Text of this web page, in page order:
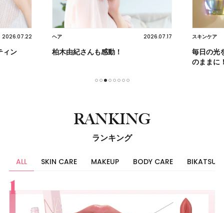
2026.07.22
ィン
ヘア 2026.07.17
柏木由紀さんも感動！
スキンケア
毎日の光
のままに
RANKING
ランキング
ALL SKIN CARE MAKEUP BODY CARE BIKATSU
すべて
スキンケア
メイク
ボディケア
美活
ヘア
ライフスタイル
ビューティーズ